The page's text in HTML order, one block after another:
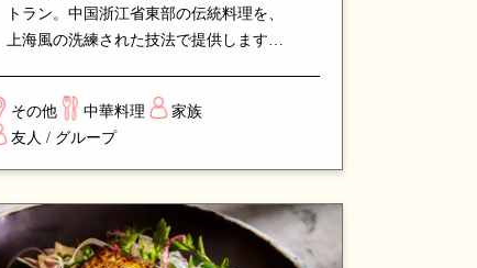
トラン。中国浙江省東部の伝統料理を、
上海風の洗練された技法で提供します。
理ならではの繊細な味付けと深いコクが
魅力。シンガポールで珍しい寧波料理を
本格的に楽しめる、注目の専門店です。
その他 中華料理
家族
友人 / グループ